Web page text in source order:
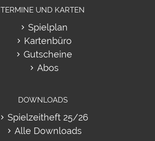
TERMINE UND KARTEN
Spielplan
Kartenbüro
Gutscheine
Abos
DOWNLOADS
Spielzeitheft 25/26
Alle Downloads